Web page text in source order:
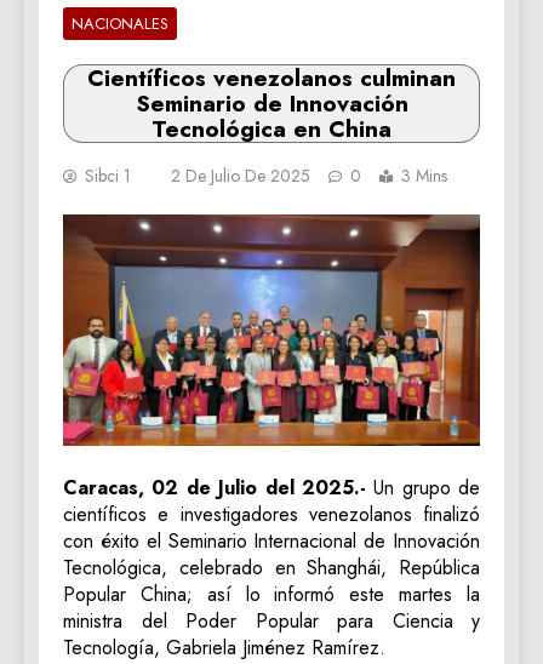
NACIONALES
Científicos venezolanos culminan
Seminario de Innovación
Tecnológica en China
Sibci 1 2 De Julio De 2025 0 3 Mins
Caracas, 02 de Julio del 2025.-Un grupo de
científicos e investigadores venezolanos finalizó
con éxito el Seminario Internacional de Innovación
Tecnológica, celebrado en Shanghái, República
Popular China; así lo informó este martes la
ministra del Poder Popular para Ciencia y
Tecnología, Gabriela Jiménez Ramírez.